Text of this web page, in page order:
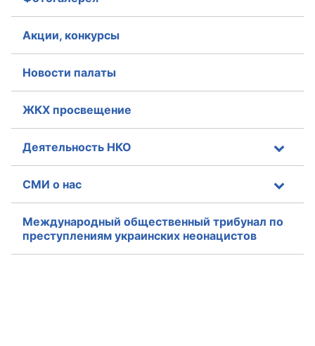
Акции, конкурсы
Новости палаты
ЖКХ просвещение
Деятельность НКО
СМИ о нас
Международный общественный трибунал по
преступлениям украинских неонацистов